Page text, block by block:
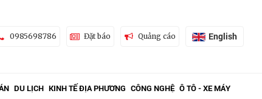
0985698786 Đặt báo Quảng cáo English
DU LỊCH KINH TẾ ĐỊA PHƯƠNG CÔNG NGHỆ Ô TÔ - XE MÁY